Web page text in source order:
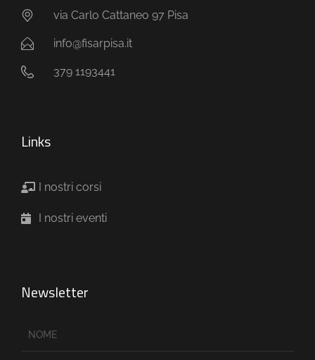
via Carlo Cattaneo 97 Pisa
info@fisarpisa.it
379 1193441
Links
I nostri corsi
I nostri eventi
Newsletter